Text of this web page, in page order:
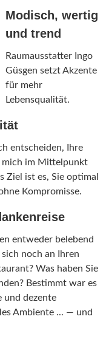
Modisch, wertig
und trend
Raumausstatter Ingo
Güsgen setzt Akzente
für mehr
Lebensqualität.
entscheiden, Ihre
mich im Mittelpunkt
Ziel ist es, Sie optimal
Kompromisse.
entweder belebend
noch an Ihren
Was haben Sie
Bestimmt war es
und dezente
Ambiente ... — und